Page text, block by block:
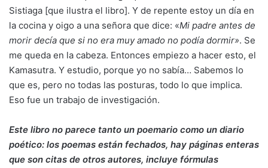
Sistiaga [que ilustra el libro]. Y de repente estoy un día en
la cocina y oigo a una señora que dice: «Mi padre antes de
morir decía que si no era muy amado no podía dormir». Se
me queda en la cabeza. Entonces empiezo a hacer esto, el
Kamasutra. Y estudio, porque yo no sabía… Sabemos lo
que es, pero no todas las posturas, todo lo que implica.
Eso fue un trabajo de investigación.
Este libro no parece tanto un poemario como un diario
poético: los poemas están fechados, hay páginas enteras
que son citas de otros autores, incluye fórmulas